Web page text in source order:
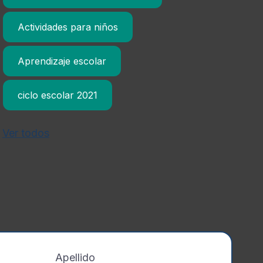
Actividades para niños
Aprendizaje escolar
ciclo escolar 2021
Ver todos
Apellido